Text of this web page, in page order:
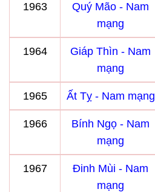
1963
Quý Mão - Nam
mạng
1964
Giáp Thìn - Nam
mạng
1965 Ất Tỵ - Nam mạng
1966
Bính Ngọ - Nam
mạng
1967
Đinh Mùi - Nam
mạng